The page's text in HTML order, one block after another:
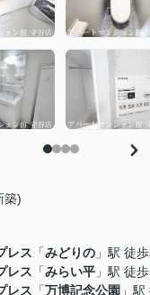
築)
レス 「みどりの 」駅 徒
レス 「みらい平 」駅 徒
レス 「万博記念公園 」